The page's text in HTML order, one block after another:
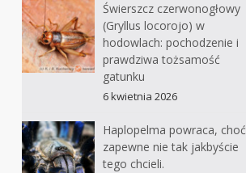
Świerszcz czerwonogłowy
(Gryllus locorojo) w
hodowlach: pochodzenie i
prawdziwa tożsamość
gatunku
6 kwietnia 2026
Haplopelma powraca, choć
zapewne nie tak jakbyście
tego chcieli.